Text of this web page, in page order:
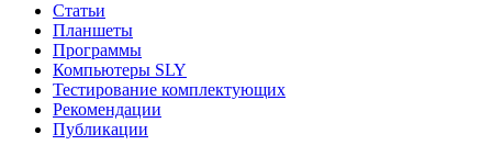
Статьи
Планшеты
Программы
Компьютеры SLY
Тестирование комплектующих
Рекомендации
Публикации